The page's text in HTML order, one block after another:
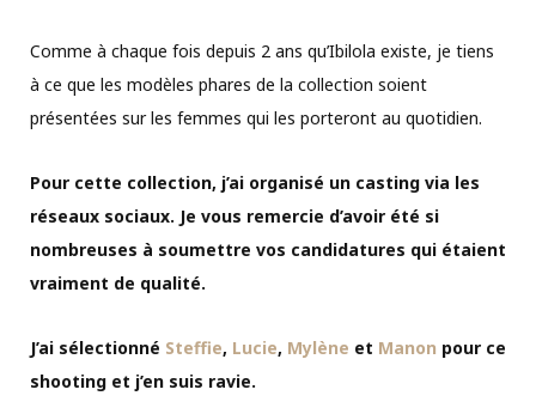
Comme à chaque fois depuis 2 ans qu’Ibilola existe, je tiens
à ce que les modèles phares de la collection soient
présentées sur les femmes qui les porteront au quotidien.
Pour cette collection, j’ai organisé un casting via les
réseaux sociaux. Je vous remercie d’avoir été si
nombreuses à soumettre vos candidatures qui étaient
vraiment de qualité.
J’ai sélectionné Steffie, Lucie, Mylène et Manon pour ce
shooting et j’en suis ravie.